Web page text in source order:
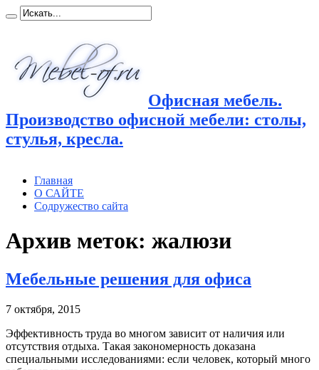
Офисная мебель.
Производство офисной мебели: столы,
стулья, кресла.
Главная
О САЙТЕ
Содружество сайта
Архив меток: жалюзи
Мебельные решения для офиса
7 октября, 2015
Эффективность труда во многом зависит от наличия или
отсутствия отдыха. Такая закономерность доказана
специальными исследованиями: если человек, который много